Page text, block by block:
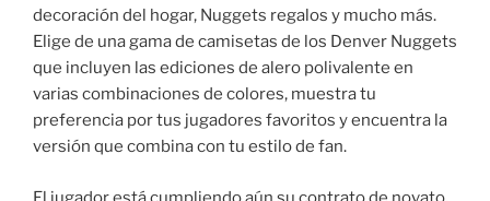
decoración del hogar, Nuggets regalos y mucho más.
Elige de una gama de camisetas de los Denver Nuggets
que incluyen las ediciones de alero polivalente en
varias combinaciones de colores, muestra tu
preferencia por tus jugadores favoritos y encuentra la
versión que combina con tu estilo de fan.